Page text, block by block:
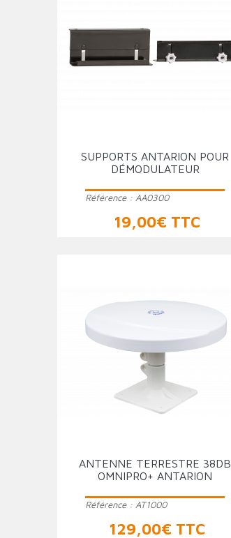
SUPPORTS ANTARION POUR
DÉMODULATEUR
Référence : AA0300
Prix
19,00€ TTC
ANTENNE TERRESTRE 38DB
OMNIPRO+ ANTARION
Référence : AT1000
Prix
129,00€ TTC